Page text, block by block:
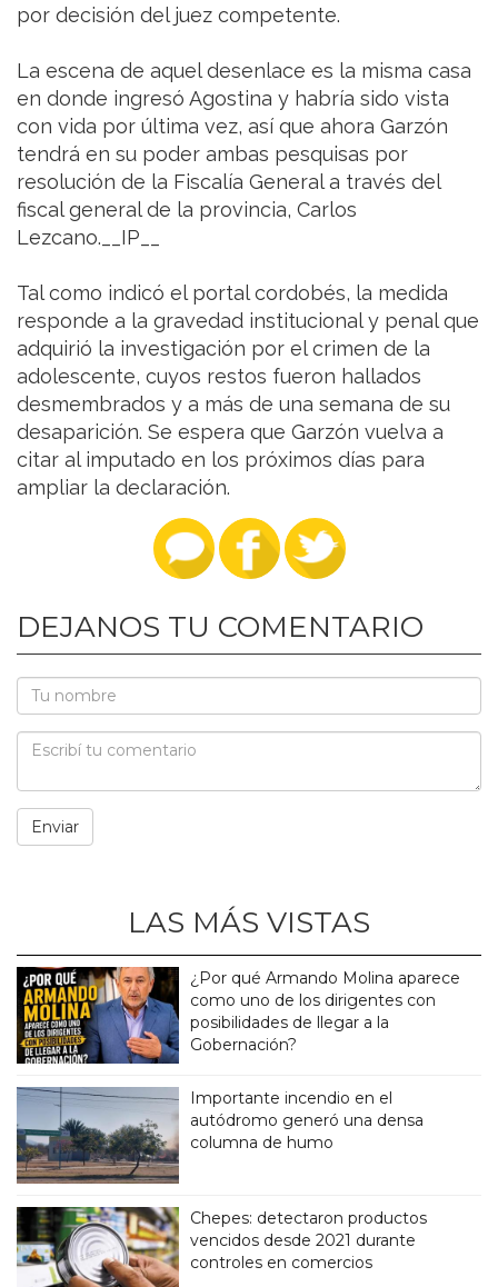
por decisión del juez competente.
La escena de aquel desenlace es la misma casa
en donde ingresó Agostina y habría sido vista
con vida por última vez, así que ahora Garzón
tendrá en su poder ambas pesquisas por
resolución de la Fiscalía General a través del
fiscal general de la provincia, Carlos
Lezcano.__IP__
Tal como indicó el portal cordobés, la medida
responde a la gravedad institucional y penal que
adquirió la investigación por el crimen de la
adolescente, cuyos restos fueron hallados
desmembrados y a más de una semana de su
desaparición. Se espera que Garzón vuelva a
citar al imputado en los próximos días para
ampliar la declaración.
DEJANOS TU COMENTARIO
LAS MÁS VISTAS
¿Por qué Armando Molina aparece
como uno de los dirigentes con
posibilidades de llegar a la
Gobernación?
Importante incendio en el
autódromo generó una densa
columna de humo
Chepes: detectaron productos
vencidos desde 2021 durante
controles en comercios